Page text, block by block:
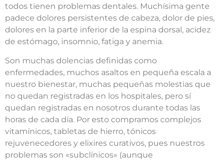
todos tienen problemas dentales. Muchísima gente
padece dolores persistentes de cabeza, dolor de pies,
dolores en la parte inferior de la espina dorsal, acidez
de estómago, insomnio, fatiga y anemia.
Son muchas dolencias definidas como
enfermedades, muchos asaltos en pequeña escala a
nuestro bienestar, muchas pequeñas molestias que
no quedan registradas en los hospitales, pero sí
quedan registradas en nosotros durante todas las
horas de cada día. Por esto compramos complejos
vitamínicos, tabletas de hierro, tónicos
rejuvenecedores y elixires curativos, pues nuestros
problemas son «subclínicos» (aunque